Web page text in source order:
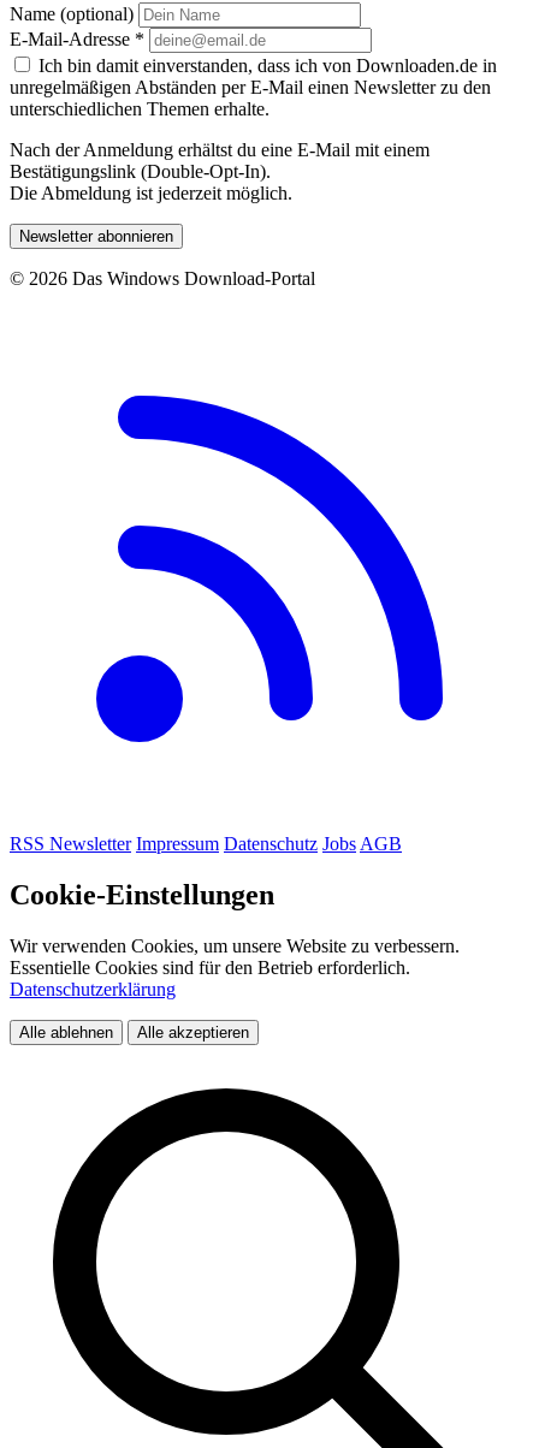
Name (optional)
E-Mail-Adresse *
Ich bin damit einverstanden, dass ich von Downloaden.de in
unregelmäßigen Abständen per E-Mail einen Newsletter zu den
unterschiedlichen Themen erhalte.
Nach der Anmeldung erhältst du eine E-Mail mit einem
Bestätigungslink (Double-Opt-In).
Die Abmeldung ist jederzeit möglich.
Newsletter abonnieren
© 2026 Das Windows Download-Portal
RSS Newsletter Impressum Datenschutz Jobs AGB
Cookie-Einstellungen
Wir verwenden Cookies, um unsere Website zu verbessern.
Essentielle Cookies sind für den Betrieb erforderlich.
Datenschutzerklärung
Alle ablehnen Alle akzeptieren